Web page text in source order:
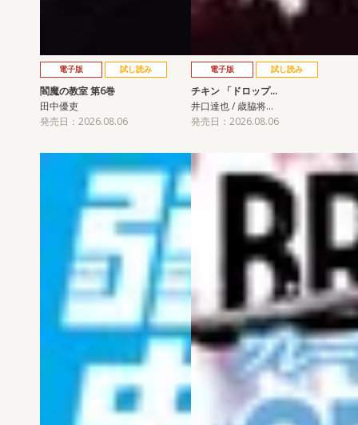
電子版 試し読み
閻魔の教室 第6巻
田中優吏
発売日：2026.08.06
電子版 試し読み
チキン 「ドロップ…
井口達也 / 歳脇将…
発売日：2026.08.06